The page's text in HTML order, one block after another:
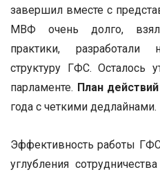
завершил вместе с
МВФ очень долго,
практики, разработали
структуру ГФС. Осталось
парламенте. План действий
года с четкими дедлайнами.
Эффективность работы
углубления